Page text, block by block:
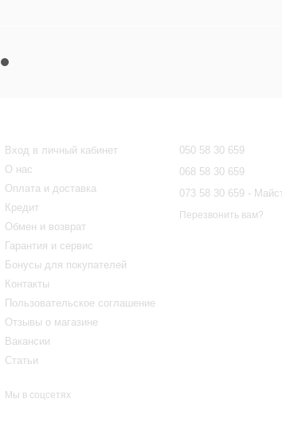
Вход в личный кабинет
О нас
Оплата и доставка
Кредит
Обмен и возврат
Гарантия и сервис
Бонусы для покупателей
Контакты
Пользовательское соглашение
Отзывы о магазине
Вакансии
Статьи
Мы в соцсетях
050 58 30 659
068 58 30 659
073 58 30 659 -
Перезвонить вам?